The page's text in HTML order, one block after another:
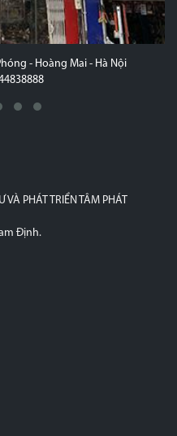
Lâm - Ý Yên - Nam Định
PHÁT TRIỂN TÂM PHÁT
Định.